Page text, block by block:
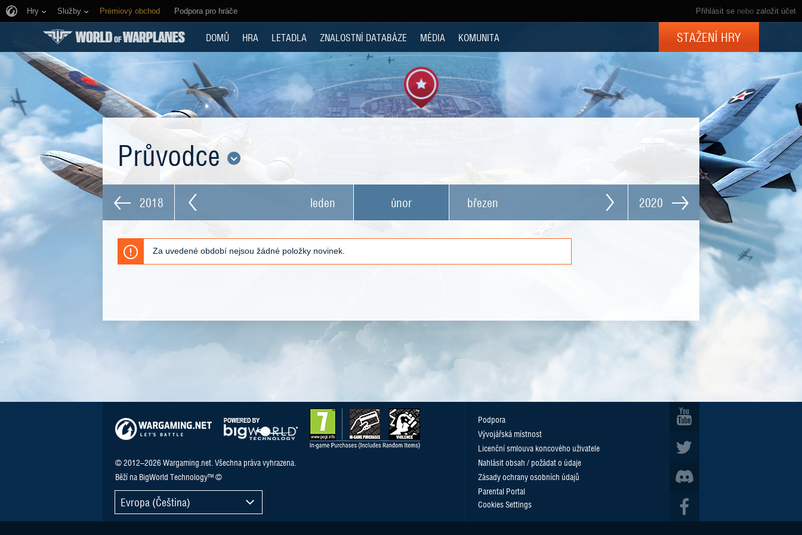
Přihlásit se nebo založit účet
Hry Služby Prémiový obchod Podpora pro hráče
DOMŮ HRA LETADLA ZNALOSTNÍ DATABÁZE MÉDIA KOMUNITA STAŽENÍ HRY
Průvodce
2018 leden únor březen 2020
Za uvedené období nejsou žádné položky novinek.
© 2012–2026 Wargaming.net. Všechna práva vyhrazena.
Běží na BigWorld Technology™ ©
Evropa (Čeština)
Podpora
Vývojářská místnost
Licenční smlouva koncového uživatele
Nahlásit obsah / požádat o údaje
Zásady ochrany osobních údajů
Parental Portal
Cookies Settings